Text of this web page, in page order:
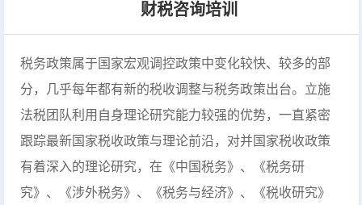
财税咨询培训
税务政策属于国家宏观调控政策中变化较快、较多的部
分，几乎每年都有新的税收调整与税务政策出台。立施
法税团队利用自身理论研究能力较强的优势，一直紧密
跟踪最新国家税收政策与理论前沿，对并国家税收政策
有着深入的理论研究，在《中国税务》、《税务研
究》、《涉外税务》、《税务与经济》、《税收研究》